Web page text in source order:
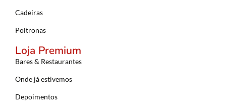
Cadeiras
Poltronas
Loja Premium
Bares & Restaurantes
Onde já estivemos
Depoimentos